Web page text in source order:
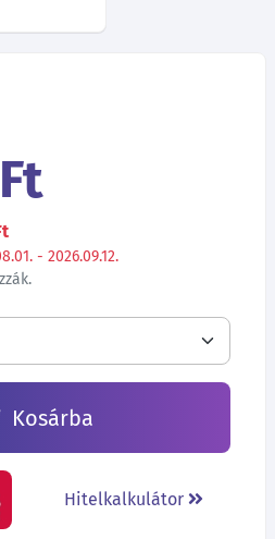
- 2026.09.12.
Kosárba
Hitelkalkulátor